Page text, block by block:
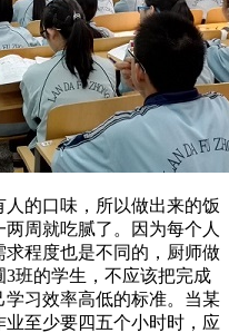
的口味，所以做出来的饭
周就吃腻了。因为每个人
程度也是不同的，厨师做
班的学生，不应该把完成
习效率高低的标准。当某
至少要四五个小时时，应